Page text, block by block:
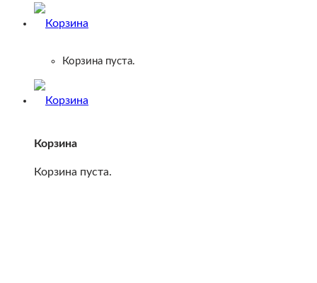
Корзина пуста.
Корзина
Корзина пуста.